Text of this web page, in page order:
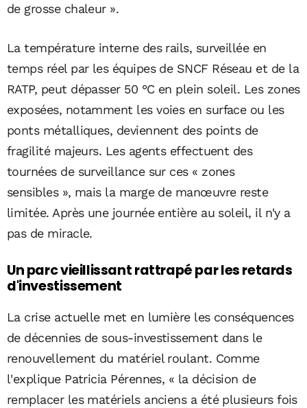
de grosse chaleur ».
La température interne des rails, surveillée en
temps réel par les équipes de SNCF Réseau et de la
RATP, peut dépasser 50 °C en plein soleil. Les zones
exposées, notamment les voies en surface ou les
ponts métalliques, deviennent des points de
fragilité majeurs. Les agents effectuent des
tournées de surveillance sur ces « zones
sensibles », mais la marge de manœuvre reste
limitée. Après une journée entière au soleil, il n'y a
pas de miracle.
Un parc vieillissant rattrapé par les retards
d'investissement
La crise actuelle met en lumière les conséquences
de décennies de sous-investissement dans le
renouvellement du matériel roulant. Comme
l'explique Patricia Pérennes, « la décision de
remplacer les matériels anciens a été plusieurs fois